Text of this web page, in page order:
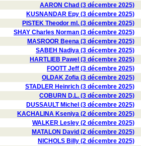
AARON Chad (3 décembre 2025)
KUSNANDAR Epy (3 décembre 2025)
PISTEK Theodor ml. (3 décembre 2025)
SHAY Charles Norman (3 décembre 2025)
MASROOR Beena (3 décembre 2025)
SABEH Nadiya (3 décembre 2025)
HARTLIEB Pawel (3 décembre 2025)
FOOTT Jeff (3 décembre 2025)
OLDAK Zofia (3 décembre 2025)
STADLER Heinrich (3 décembre 2025)
COBURN D.L. (3 décembre 2025)
DUSSAULT Michel (3 décembre 2025)
KACHALINA Kseniya (2 décembre 2025)
WALKER Lesley (2 décembre 2025)
MATALON David (2 décembre 2025)
NICHOLS Billy (2 décembre 2025)